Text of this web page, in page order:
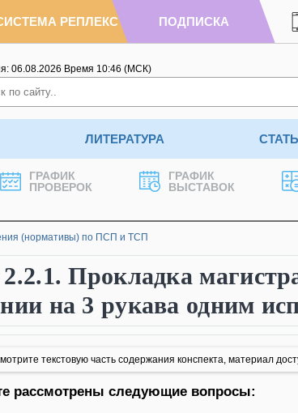
РЕПЛЕКС ПОДПИСКА
06.08.2026 Время 10:46 (МСК)
ЛИТЕРАТУРА
ГРАФИК
ПРОВЕРОК
ГРАФИК
ВЫСТАВОК
(нормативы) по ПСП и ТСП
Прокладка
на 3 рукава одним
текстовую часть содержания конспекта, материал
рассмотрены следующие вопросы: